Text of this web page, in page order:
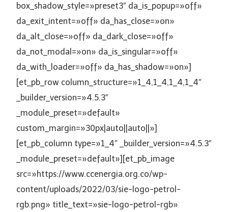
box_shadow_style=»preset3″ da_is_popup=»off»
da_exit_intent=»off» da_has_close=»on»
da_alt_close=»off» da_dark_close=»off»
da_not_modal=»on» da_is_singular=»off»
da_with_loader=»off» da_has_shadow=»on»]
[et_pb_row column_structure=»1_4,1_4,1_4,1_4″
_builder_version=»4.5.3″
_module_preset=»default»
custom_margin=»30px|auto||auto||»]
[et_pb_column type=»1_4″ _builder_version=»4.5.3″
_module_preset=»default»][et_pb_image
src=»https://www.ccenergia.org.co/wp-
content/uploads/2022/03/sie-logo-petrol-
rgb.png» title_text=»sie-logo-petrol-rgb»